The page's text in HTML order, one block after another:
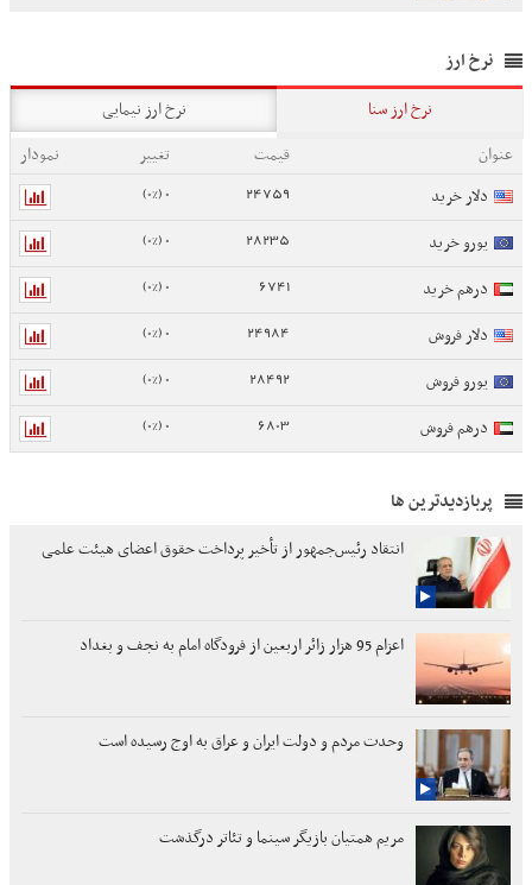
نرخ ارز
نرخ ارز سنا
نرخ ارز نیمایی
عنوان
قیمت تغییر
نمودار
دلار خرید
24759
0 (0%)
یورو خرید 28235
0 (0%)
درهم خرید 6741
0 (0%)
دلار فروش 24984
0 (0%)
یورو فروش 28492
0 (0%)
درهم فروش 6803
0 (0%)
پربازدیدترین ها
انتقاد رئیس‌جمهور از تأخیر پرداخت حقوق اعضای هیئت علمی
اعزام 95 هزار زائر اربعین از فرودگاه امام به نجف و بغداد
وحدت مردم و دولت ایران و عراق به اوج رسیده است
مریم همتیان بازیگر سینما و تئاتر درگذشت